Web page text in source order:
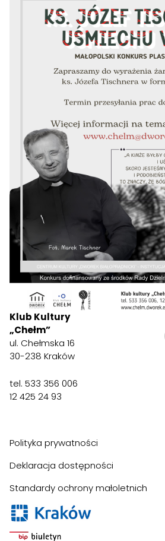
Klub Kultury
„Chełm”
ul. Chełmska 16
30-238 Kraków
tel. 533 356 006
12 425 24 93
Polityka prywatności
Deklaracja dostępności
Standardy ochrony małoletnich